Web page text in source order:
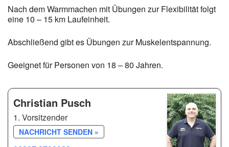
Nach dem Warmmachen mit Übungen zur Flexibilität folgt
eine 10 – 15 km Laufeinheit.
Abschließend gibt es Übungen zur Muskelentspannung.
Geeignet für Personen von 18 – 80 Jahren.
Christian Pusch
1. Vorsitzender
NACHRICHT SENDEN »